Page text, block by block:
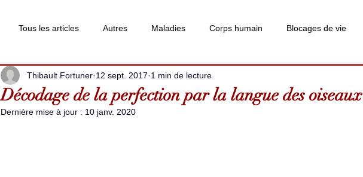
Tous les articles Autres Maladies Corps humain Blocages de vie
Décodage de la perfection par la langue des oiseaux
Thibault Fortuner 12 sept. 2017 1 min de lecture
Dernière mise à jour : 10 janv. 2020